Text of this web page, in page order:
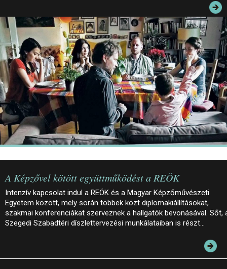
JEGYEK
ELÉRHETŐSÉG
PALOTASÉTÁK ÉS VEZETÉSEK
KÖZÉRDEKŰ ADATOK
A Képzővel kötött együttműködést a REÖK
Intenzív kapcsolat indul a REÖK és a Magyar Képzőművészeti
Egyetem között, mely során többek közt diplomakiállításokat,
szakmai konferenciákat szerveznek a hallgatók bevonásával. Sőt,
Szegedi Szabadtéri díszlettervezési munkálataiban is részt…